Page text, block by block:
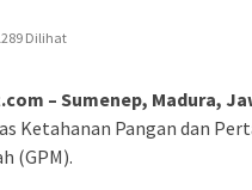
Dilihat
– Sumenep, Madura,
Ketahanan Pangan dan
(GPM).